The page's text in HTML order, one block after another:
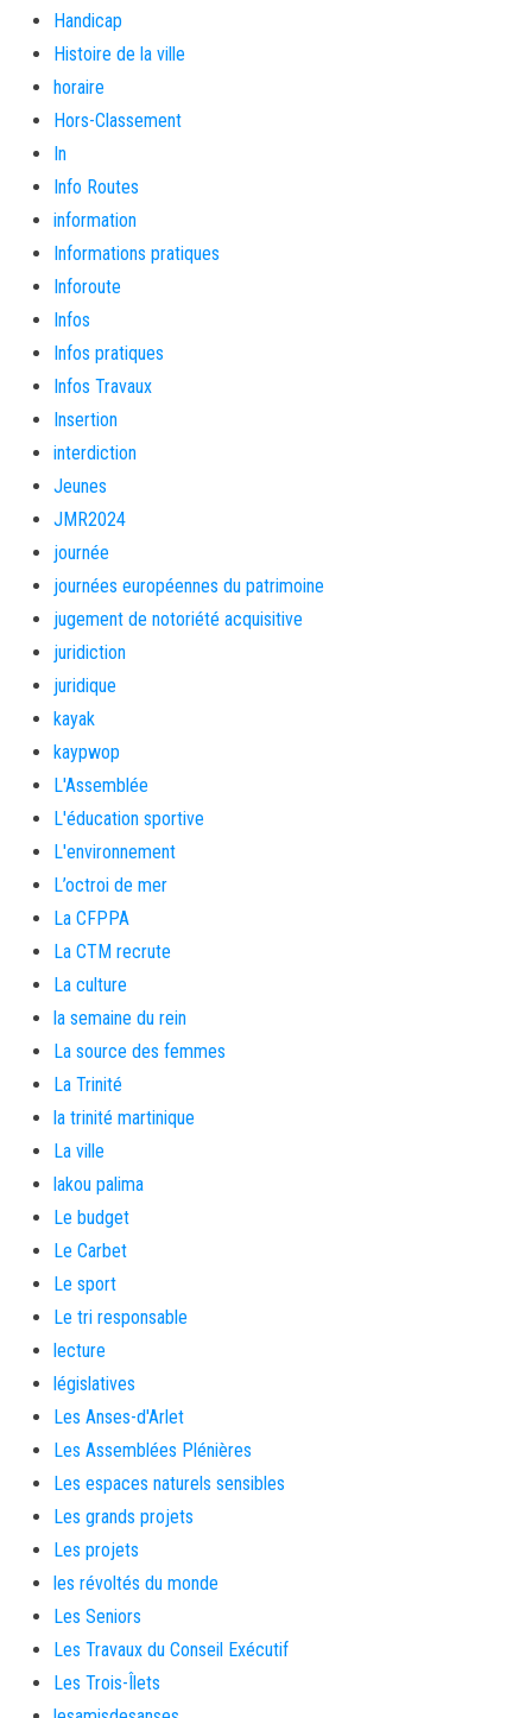
Handicap
Histoire de la ville
horaire
Hors-Classement
In
Info Routes
information
Informations pratiques
Inforoute
Infos
Infos pratiques
Infos Travaux
Insertion
interdiction
Jeunes
JMR2024
journée
journées européennes du patrimoine
jugement de notoriété acquisitive
juridiction
juridique
kayak
kaypwop
L'Assemblée
L'éducation sportive
L'environnement
L’octroi de mer
La CFPPA
La CTM recrute
La culture
la semaine du rein
La source des femmes
La Trinité
la trinité martinique
La ville
lakou palima
Le budget
Le Carbet
Le sport
Le tri responsable
lecture
législatives
Les Anses-d'Arlet
Les Assemblées Plénières
Les espaces naturels sensibles
Les grands projets
Les projets
les révoltés du monde
Les Seniors
Les Travaux du Conseil Exécutif
Les Trois-Îlets